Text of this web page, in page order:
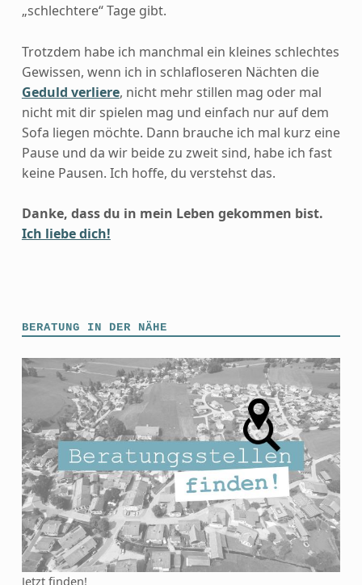
„schlechtere“ Tage gibt.
Trotzdem habe ich manchmal ein kleines schlechtes
Gewissen, wenn ich in schlafloseren Nächten die
Geduld verliere, nicht mehr stillen mag oder mal
nicht mit dir spielen mag und einfach nur auf dem
Sofa liegen möchte. Dann brauche ich mal kurz eine
Pause und da wir beide zu zweit sind, habe ich fast
keine Pausen. Ich hoffe, du verstehst das.
Danke, dass du in mein Leben gekommen bist.
Ich liebe dich!
BERATUNG IN DER NÄHE
Jetzt finden!